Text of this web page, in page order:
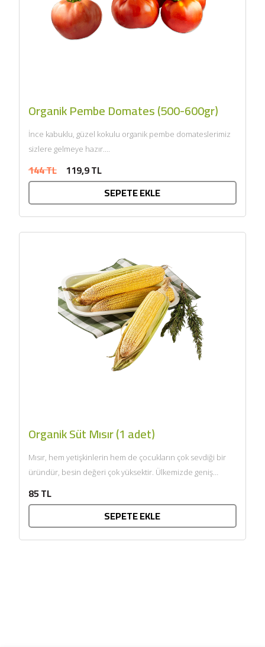
Organik Pembe Domates (500-600gr)
İnce kabuklu, güzel kokulu organik pembe domateslerimiz
sizlere gelmeye hazır....
144 TL 119,9 TL
SEPETE EKLE
Organik Süt Mısır (1 adet)
Mısır, hem yetişkinlerin hem de çocukların çok sevdiği bir
üründür, besin değeri çok yüksektir. Ülkemizde geniş
85 TL
SEPETE EKLE